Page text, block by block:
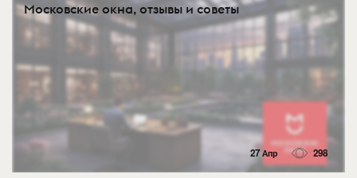
Московские окна, отзывы и советы
27 Апр 298